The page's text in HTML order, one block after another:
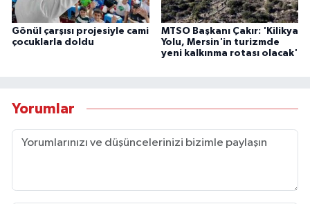
Gönül çarşısı projesiyle cami
çocuklarla doldu
MTSO Başkanı Çakır: 'Kilikya
Yolu, Mersin'in turizmde
yeni kalkınma rotası olacak'
Yorumlar